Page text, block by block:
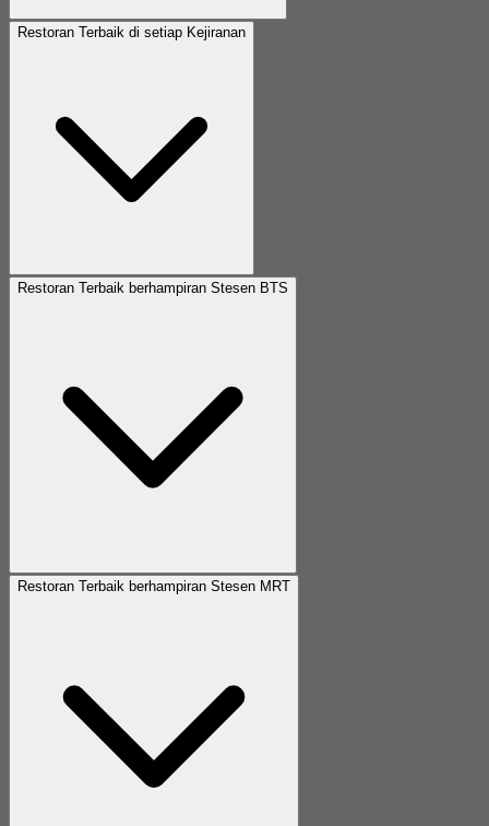
Restoran Terbaik di setiap Kejiranan
Restoran Terbaik berhampiran Stesen BTS
Restoran Terbaik berhampiran Stesen MRT